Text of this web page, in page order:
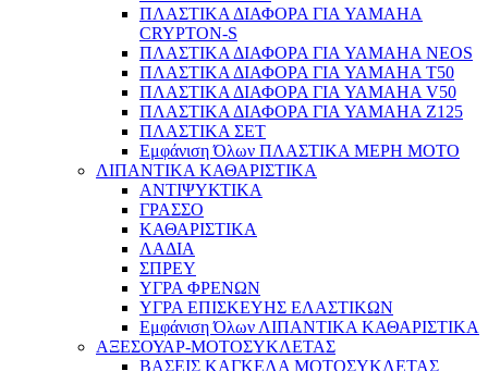
ΠΛΑΣΤΙΚΑ ΔΙΑΦΟΡΑ ΓΙΑ YAMAHA
CRYPTON-S
ΠΛΑΣΤΙΚΑ ΔΙΑΦΟΡΑ ΓΙΑ YAMAHA NEOS
ΠΛΑΣΤΙΚΑ ΔΙΑΦΟΡΑ ΓΙΑ YAMAHA T50
ΠΛΑΣΤΙΚΑ ΔΙΑΦΟΡΑ ΓΙΑ YAMAHA V50
ΠΛΑΣΤΙΚΑ ΔΙΑΦΟΡΑ ΓΙΑ YAMAHA Z125
ΠΛΑΣΤΙΚΑ ΣΕΤ
Εμφάνιση Όλων ΠΛΑΣΤΙΚΑ ΜΕΡΗ ΜΟΤΟ
ΛΙΠΑΝΤΙΚΑ ΚΑΘΑΡΙΣΤΙΚΑ
ΑΝΤΙΨΥΚΤΙΚΑ
ΓΡΑΣΣΟ
ΚΑΘΑΡΙΣΤΙΚΑ
ΛΑΔΙΑ
ΣΠΡΕΥ
ΥΓΡΑ ΦΡΕΝΩΝ
ΥΓΡΑ ΕΠΙΣΚΕΥΗΣ ΕΛΑΣΤΙΚΩΝ
Εμφάνιση Όλων ΛΙΠΑΝΤΙΚΑ ΚΑΘΑΡΙΣΤΙΚΑ
ΑΞΕΣΟΥΑΡ-ΜΟΤΟΣΥΚΛΕΤΑΣ
ΒΑΣΕΙΣ ΚΑΓΚΕΛΑ ΜΟΤΟΣΥΚΛΕΤΑΣ